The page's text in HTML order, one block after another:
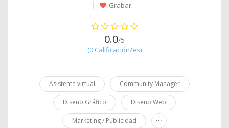
Grabar
0.0/5
(0 Calificación/es)
Asistente virtual Community Manager
Diseño Gráfico Diseño Web
Marketing / Publicidad ...